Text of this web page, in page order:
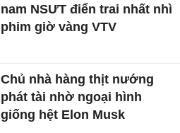
nam NSƯT điển trai nhất nhì
phim giờ vàng VTV
Chủ nhà hàng thịt nướng
phát tài nhờ ngoại hình
giống hệt Elon Musk